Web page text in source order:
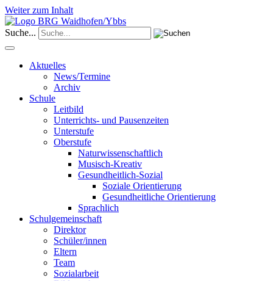
Weiter zum Inhalt
Suche...
Aktuelles
News/Termine
Archiv
Schule
Leitbild
Unterrichts- und Pausenzeiten
Unterstufe
Oberstufe
Naturwissenschaftlich
Musisch-Kreativ
Gesundheitlich-Sozial
Soziale Orientierung
Gesundheitliche Orientierung
Sprachlich
Schulgemeinschaft
Direktor
Schüler/innen
Eltern
Team
Sozialarbeit